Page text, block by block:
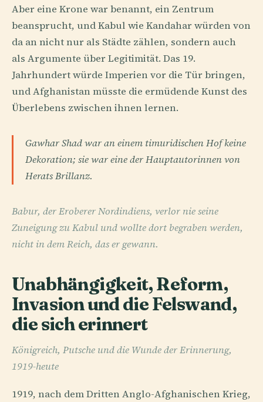
Aber eine Krone war benannt, ein Zentrum
beansprucht, und Kabul wie Kandahar würden von
da an nicht nur als Städte zählen, sondern auch
als Argumente über Legitimität. Das 19.
Jahrhundert würde Imperien vor die Tür bringen,
und Afghanistan müsste die ermüdende Kunst des
Überlebens zwischen ihnen lernen.
Gawhar Shad war an einem timuridischen Hof keine
Dekoration; sie war eine der Hauptautorinnen von
Herats Brillanz.
Babur, der Eroberer Nordindiens, verlor nie seine
Zuneigung zu Kabul und wollte dort begraben werden,
nicht in dem Reich, das er gewann.
Unabhängigkeit, Reform,
Invasion und die Felswand,
die sich erinnert
Königreich, Putsche und die Wunde der Erinnerung,
1919-heute
1919, nach dem Dritten Anglo-Afghanischen Krieg,